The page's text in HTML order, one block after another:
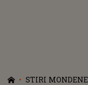
STIRI MONDENE